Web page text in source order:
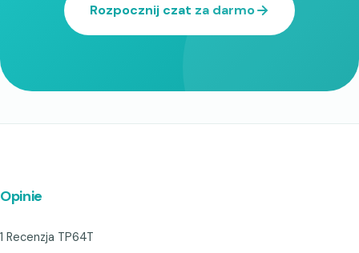
Rozpocznij czat za darmo
Opinie
1 Recenzja TP64T